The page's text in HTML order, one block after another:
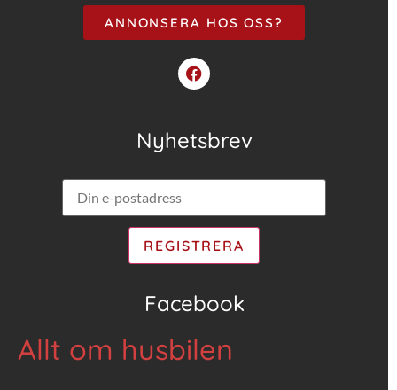
ANNONSERA HOS OSS?
Nyhetsbrev
Facebook
Allt om husbilen